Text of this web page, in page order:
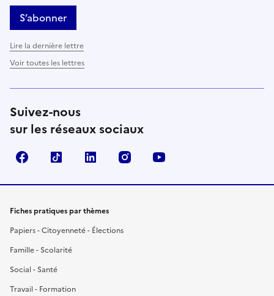
S’abonner
Lire la dernière lettre
Voir toutes les lettres
Suivez-nous
sur les réseaux sociaux
FacebookTikTok LinkedIn Instagram
Fiches pratiques par thèmes
Papiers - Citoyenneté - Élections
Famille - Scolarité
Social - Santé
Travail - Formation